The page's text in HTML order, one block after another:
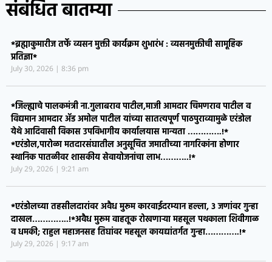
संबंधित बातम्या
*ब्रह्माकुमारीज तर्फे व्यसन मुक्ती कार्यक्रम शुभारंभ : व्यसनमुक्तीची सामूहिक
प्रतिज्ञा*
*जिल्ह्याचे पालकमंत्री ना.गुलाबराव पाटील,माजी आमदार चिमणराव पाटील व
विद्यमान आमदार ॲड अमोल पाटील यांच्या सातत्यपूर्ण पाठपुराव्यामुळे एरंडोल
येथे आदिवासी विकास उपविभागीय कार्यालयास मान्यता ………….!*
*एरंडोल,पारोळा मतदारसंघातील अनुसूचित जमातीच्या नागरिकांना होणार
स्थानिक पातळीवर शासकीय सेवायोजनांचा लाभ………..!*
*एरंडोलच्या तहसीलदारांवर अवैध मुरूम कारवाईदरम्यान हल्ला, ३ जणांवर गुन्हा
दाखल…………..!*​अवैध मुरूम वाहतूक रोखणाऱ्या महसूल पथकाला शिवीगाळ
व धमकी; राहुल महाजनसह तिघांवर महसूल कायद्यांतर्गत गुन्हा………….!*